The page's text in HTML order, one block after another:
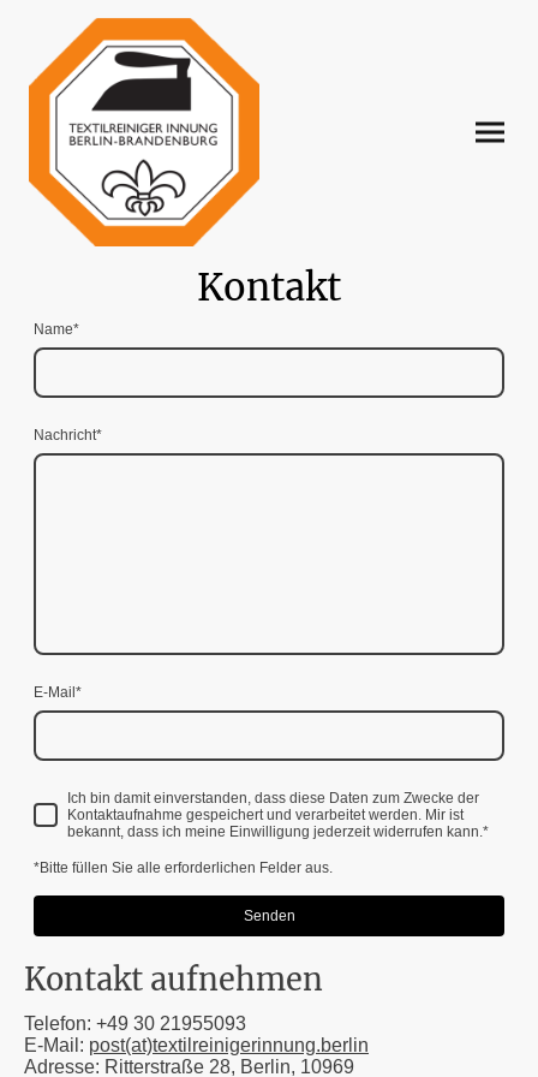
Kontakt
Name*
Nachricht*
E-Mail *
Ich bin damit einverstanden, dass diese Daten zum Zwecke der
Kontaktaufnahme gespeichert und verarbeitet werden. Mir ist
bekannt, dass ich meine Einwilligung jederzeit widerrufen kann.*
*Bitte füllen Sie alle erforderlichen Felder aus.
Senden
Kontakt aufnehmen
Telefon: +49 30 21955093
E-Mail: post(at)textilreinigerinnung.berlin
Adresse: Ritterstraße 28, Berlin, 10969